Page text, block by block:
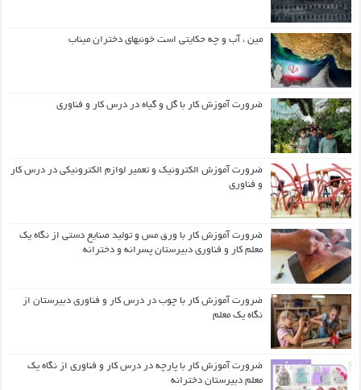
مین ، آب و چه حکایتی است خونبهای دختران میناب
ضرورت آموزش کار با گل و گیاه در درس کار و فناوری
ضرورت آموزش الکترونیک و تعمیر لوازم الکترونیکی در درس کار
و فناوری
ضرورت آموزش کار با ورق مس و تولید صنایع دستی از نگاه یک
معلم کار و فناوری دبیرستان پسرانه و دخترانه
ضرورت آموزش کار با چوب در درس کار و فناوری دبیرستان از
نگاه یک معلم
ضرورت آموزش کار با پارچه در درس کار و فناوری از نگاه یک
معلم دبیرستان دخترانه